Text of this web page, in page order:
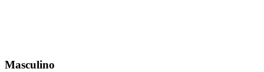
Masculino